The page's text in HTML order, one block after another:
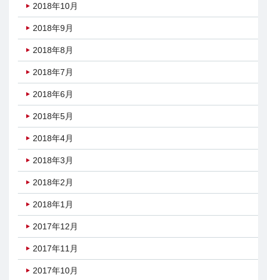
2018年10月
2018年9月
2018年8月
2018年7月
2018年6月
2018年5月
2018年4月
2018年3月
2018年2月
2018年1月
2017年12月
2017年11月
2017年10月